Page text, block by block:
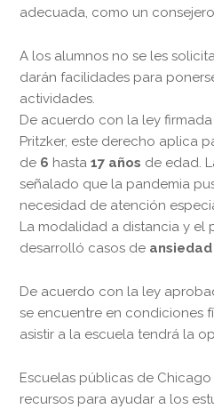
adecuada, como un consejero.
A los alumnos no se les
darán facilidades para
actividades.
De acuerdo con la ley
Pritzker, este derecho aplica
de 6 hasta17 años de edad.
señalado que la pandemia
necesidad de atención
La modalidad a distancia y el
desarrolló casos de
De acuerdo con la ley
se encuentre en condiciones
asistir a la escuela tendrá la
Escuelas públicas de
recursos para ayudar a los